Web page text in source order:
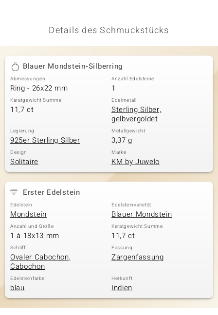
Details des Schmuckstücks
Blauer Mondstein-Silberring
Abmessungen
Ring - 26x22 mm
Anzahl Edelsteine
1
Karatgewicht Summe
11,7 ct
Edelmetall
Sterling Silber,
gelbvergoldet
Legierung
925er Sterling Silber
Metallgewicht
3,37 g
Design
Solitaire
Marke
KM by Juwelo
Erster Edelstein
Edelstein
Mondstein
Edelsteinvarietät
Blauer Mondstein
Anzahl und Größe
1 à 18x13 mm
Karatgewicht Summe
11,7 ct
Schliff
Ovaler Cabochon,
Cabochon
Fassung
Zargenfassung
Edelsteinfarbe
blau
Herkunft
Indien